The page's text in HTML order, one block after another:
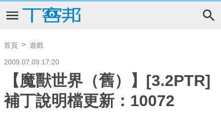
首頁 遊戲
2009.07.09 17:20
【魔獸世界（舊）】[3.2PTR]
補丁說明檔更新：10072